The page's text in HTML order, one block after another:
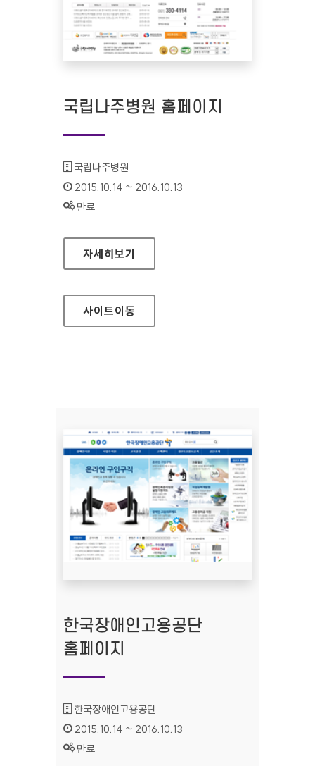
국립나주병원 홈페이지
기관명 :
국립나주병원
인증기간 :
2015.10.14 ~ 2016.10.13
상태 :
만료
국립나주병원 홈페이지
자세히보기
사이트이동
한국장애인고용공단
홈페이지
기관명 :
한국장애인고용공단
인증기간 :
2015.10.14 ~ 2016.10.13
상태 :
만료